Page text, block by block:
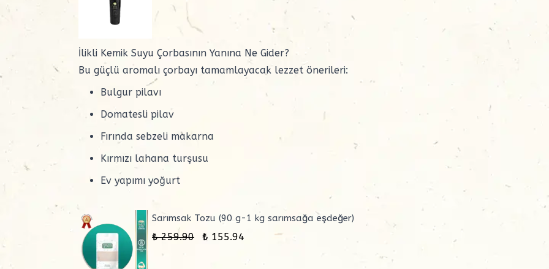
İlikli Kemik Suyu Çorbasının Yanına Ne Gider?
Bu güçlü aromalı çorbayı tamamlayacak lezzet önerileri:
Bulgur pilavı
Domatesli pilav
Fırında sebzeli makarna
Kırmızı lahana turşusu
Ev yapımı yoğurt
Sarımsak Tozu (90 g-1 kg sarımsağa eşdeğer)
₺ 259.90 ₺ 155.94